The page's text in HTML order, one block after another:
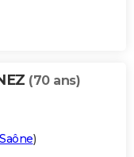
(70 ans)
)